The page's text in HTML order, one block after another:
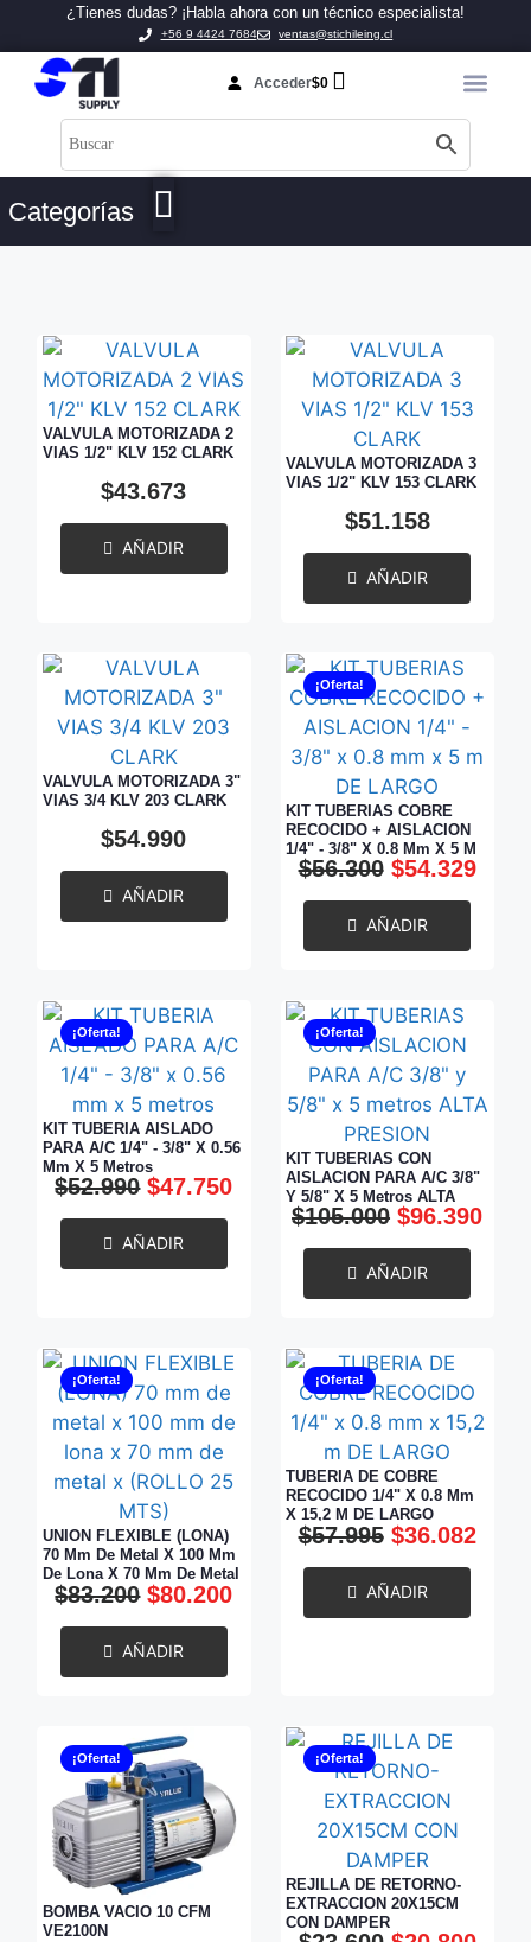
¿Tienes dudas? ¡Habla ahora con un técnico especialista!
+56 9 4424 7684 ventas@stichileing.cl
Acceder$0
Categorías
VALVULA MOTORIZADA 2
VIAS 1/2" KLV 152 CLARK
$43.673
AÑADIR
VALVULA MOTORIZADA 3
VIAS 1/2" KLV 153 CLARK
$51.158
AÑADIR
VALVULA MOTORIZADA 3"
VIAS 3/4 KLV 203 CLARK
$54.990
AÑADIR
KIT TUBERIAS COBRE
RECOCIDO + AISLACION
1/4" - 3/8" X 0.8 Mm X 5 M
DE LARGO
¡Oferta!
$56.300 $54.329
AÑADIR
KIT TUBERIA AISLADO
PARA A/C 1/4" - 3/8" X 0.56
Mm X 5 Metros
¡Oferta!
$52.990 $47.750
AÑADIR
KIT TUBERIAS CON
AISLACION PARA A/C 3/8"
Y 5/8" X 5 Metros ALTA
PRESION
¡Oferta!
$105.000 $96.390
AÑADIR
UNION FLEXIBLE (LONA)
70 Mm De Metal X 100 Mm
De Lona X 70 Mm De Metal
X (ROLLO 25 MTS)
¡Oferta!
$83.200 $80.200
AÑADIR
TUBERIA DE COBRE
RECOCIDO 1/4" X 0.8 Mm
X 15,2 M DE LARGO
¡Oferta!
$57.995 $36.082
AÑADIR
BOMBA VACIO 10 CFM
VE2100N
¡Oferta!
REJILLA DE RETORNO-
EXTRACCION 20X15CM
CON DAMPER
¡Oferta!